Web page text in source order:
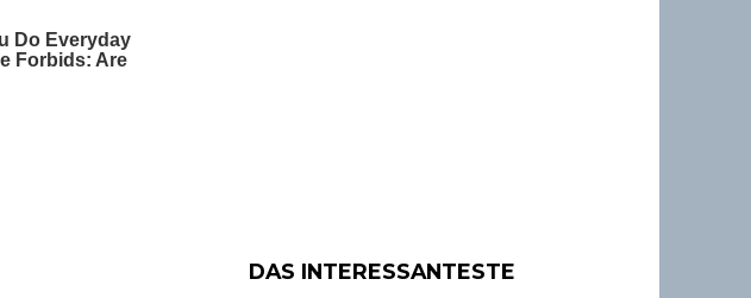
DAS INTERESSANTESTE